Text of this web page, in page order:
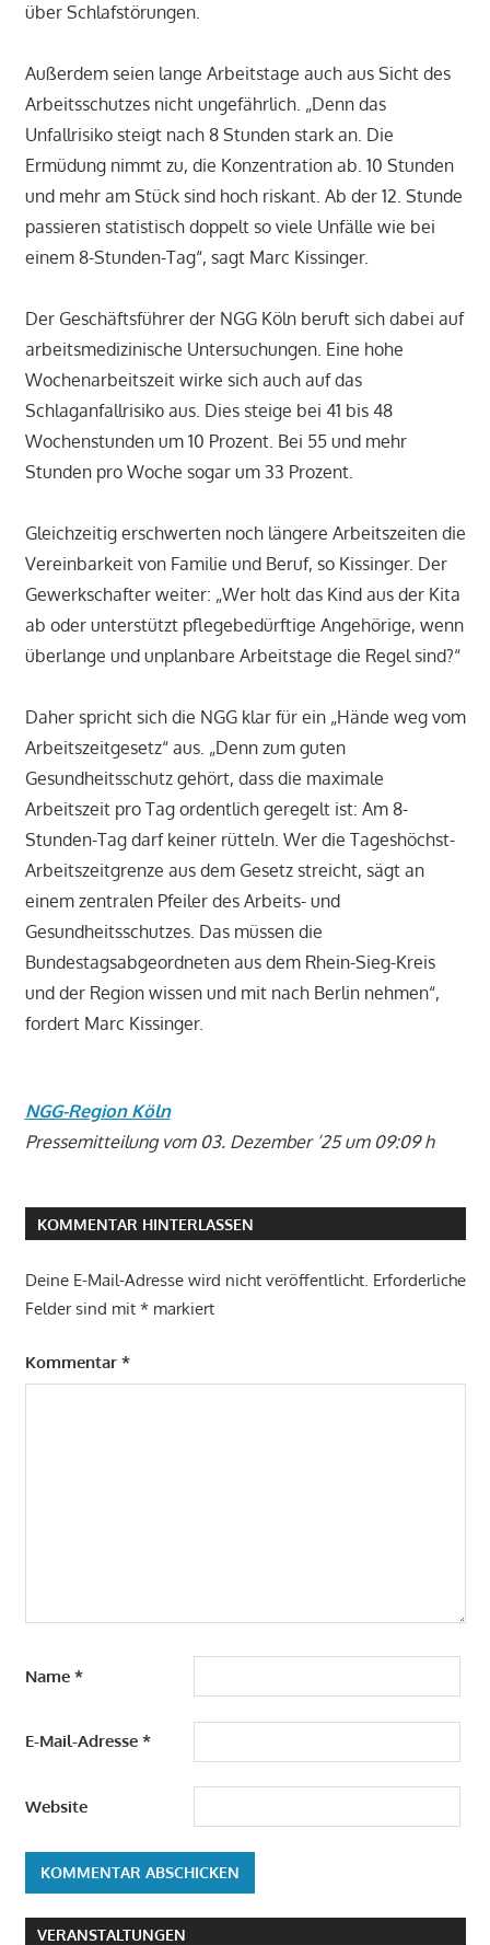
über Schlafstörungen.
Außerdem seien lange Arbeitstage auch aus Sicht des
Arbeitsschutzes nicht ungefährlich. „Denn das
Unfallrisiko steigt nach 8 Stunden stark an. Die
Ermüdung nimmt zu, die Konzentration ab. 10 Stunden
und mehr am Stück sind hoch riskant. Ab der 12. Stunde
passieren statistisch doppelt so viele Unfälle wie bei
einem 8-Stunden-Tag“, sagt Marc Kissinger.
Der Geschäftsführer der NGG Köln beruft sich dabei auf
arbeitsmedizinische Untersuchungen. Eine hohe
Wochenarbeitszeit wirke sich auch auf das
Schlaganfallrisiko aus. Dies steige bei 41 bis 48
Wochenstunden um 10 Prozent. Bei 55 und mehr
Stunden pro Woche sogar um 33 Prozent.
Gleichzeitig erschwerten noch längere Arbeitszeiten die
Vereinbarkeit von Familie und Beruf, so Kissinger. Der
Gewerkschafter weiter: „Wer holt das Kind aus der Kita
ab oder unterstützt pflegebedürftige Angehörige, wenn
überlange und unplanbare Arbeitstage die Regel sind?“
Daher spricht sich die NGG klar für ein „Hände weg vom
Arbeitszeitgesetz“ aus. „Denn zum guten
Gesundheitsschutz gehört, dass die maximale
Arbeitszeit pro Tag ordentlich geregelt ist: Am 8-
Stunden-Tag darf keiner rütteln. Wer die Tageshöchst-
Arbeitszeitgrenze aus dem Gesetz streicht, sägt an
einem zentralen Pfeiler des Arbeits- und
Gesundheitsschutzes. Das müssen die
Bundestagsabgeordneten aus dem Rhein-Sieg-Kreis
und der Region wissen und mit nach Berlin nehmen“,
fordert Marc Kissinger.
NGG-Region Köln
Pressemitteilung vom 03. Dezember ’25 um 09:09 h
KOMMENTAR HINTERLASSEN
Deine E-Mail-Adresse wird nicht veröffentlicht. Erforderliche
Felder sind mit *markiert
Kommentar *
Name *
E-Mail-Adresse *
Website
VERANSTALTUNGEN